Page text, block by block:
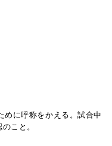
めに呼称をかえる。試合中
こと。